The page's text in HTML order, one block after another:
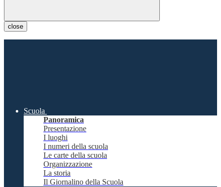
close
Scuola
Panoramica
Presentazione
I luoghi
I numeri della scuola
Le carte della scuola
Organizzazione
La storia
Il Giornalino della Scuola